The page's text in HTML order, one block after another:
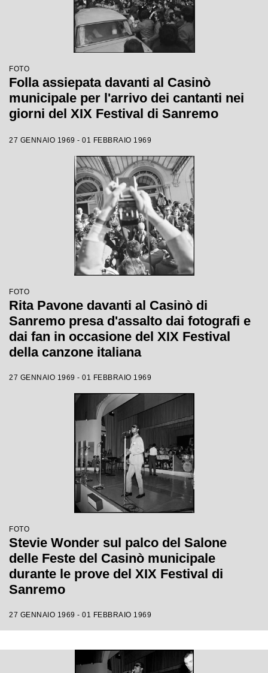
FOTO
Folla assiepata davanti al Casinò
municipale per l'arrivo dei cantanti nei
giorni del XIX Festival di Sanremo
27 GENNAIO 1969 - 01 FEBBRAIO 1969
FOTO
Rita Pavone davanti al Casinò di
Sanremo presa d'assalto dai fotografi e
dai fan in occasione del XIX Festival
della canzone italiana
27 GENNAIO 1969 - 01 FEBBRAIO 1969
FOTO
Stevie Wonder sul palco del Salone
delle Feste del Casinò municipale
durante le prove del XIX Festival di
Sanremo
27 GENNAIO 1969 - 01 FEBBRAIO 1969